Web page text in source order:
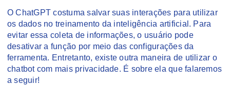
O ChatGPT costuma salvar suas interações para utilizar
os dados no treinamento da inteligência artificial. Para
evitar essa coleta de informações, o usuário pode
desativar a função por meio das configurações da
ferramenta. Entretanto, existe outra maneira de utilizar o
chatbot com mais privacidade. É sobre ela que falaremos
a seguir!